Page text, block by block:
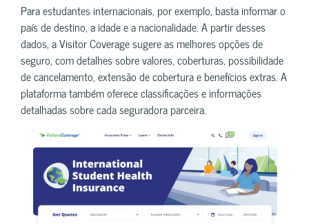
Para estudantes internacionais, por exemplo, basta informar o
país de destino, a idade e a nacionalidade. A partir desses
dados, a Visitor Coverage sugere as melhores opções de
seguro, com detalhes sobre valores, coberturas, possibilidade
de cancelamento, extensão de cobertura e benefícios extras. A
plataforma também oferece classificações e informações
detalhadas sobre cada seguradora parceira.